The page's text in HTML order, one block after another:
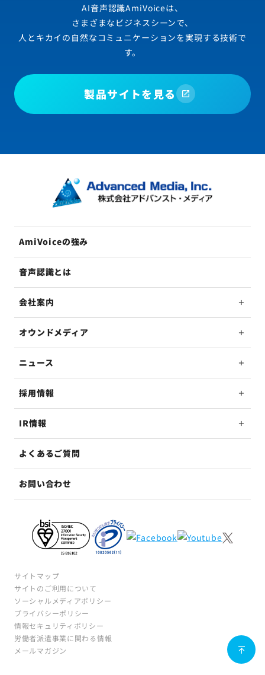
AI音声認識AmiVoiceは、
さまざまなビジネスシーンで、
人とキカイの自然なコミュニケーションを実現する技術で
す。
製品サイトを見る
AmiVoiceの強み
音声認識とは
会社案内
オウンドメディア
ニュース
採用情報
IR情報
よくあるご質問
お問い合わせ
サイトマップ
サイトのご利用について
ソーシャルメディアポリシー
プライバシーポリシー
情報セキュリティポリシー
労働者派遣事業に関わる情報
メールマガジン